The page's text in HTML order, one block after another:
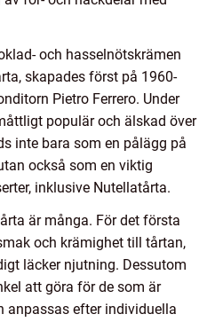
och hasselnötskrämen
skapades först på 1960-
Pietro Ferrero. Under
populär och älskad över
inte bara som en pålägg på
också som en viktig
inklusive Nutellatårta.
är många. För det första
och krämighet till tårtan,
läcker njutning. Dessutom
att göra för de som är
anpassas efter individuella